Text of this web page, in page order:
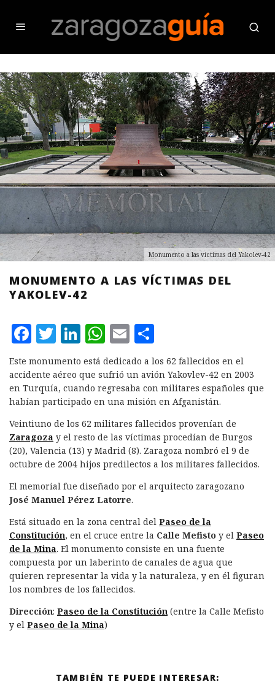
Monumento a las víctimas del Yakolev-42
MONUMENTO A LAS VÍCTIMAS DEL
YAKOLEV-42
F
a
c
e
b
o
o
k
T
w
it
te
r
L
i
n
k
e
d
I
n
W
h
at
s
A
p
p
E
m
ai
l
o
m
p
a
rt
ir
Este monumento está dedicado a los 62 fallecidos en el
accidente aéreo que sufrió un avión Yakovlev-42 en 2003
en Turquía, cuando regresaba con militares españoles que
habían participado en una misión en Afganistán.
Veintiuno de los 62 militares fallecidos provenían de
Zaragoza y el resto de las víctimas procedían de Burgos
(20), Valencia (13) y Madrid (8). Zaragoza nombró el 9 de
octubre de 2004 hijos predilectos a los militares fallecidos.
El memorial fue diseñado por el arquitecto zaragozano
José Manuel Pérez Latorre.
Está situado en la zona central del Paseo de la
Constitución, en el cruce entre la Calle Mefisto y el Paseo
de la Mina. El monumento consiste en una fuente
compuesta por un laberinto de canales de agua que
quieren representar la vida y la naturaleza, y en él figuran
los nombres de los fallecidos.
Dirección: Paseo de la Constitución (entre la Calle Mefisto
y el Paseo de la Mina)
TAMBIÉN TE PUEDE INTERESAR: